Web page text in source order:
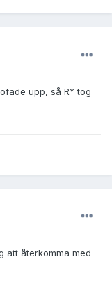
upp, så R* tog
att återkomma med